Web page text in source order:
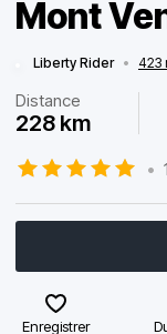
Mont
Liberty Rider • 423
Distance
228 km
•
Enregistrer